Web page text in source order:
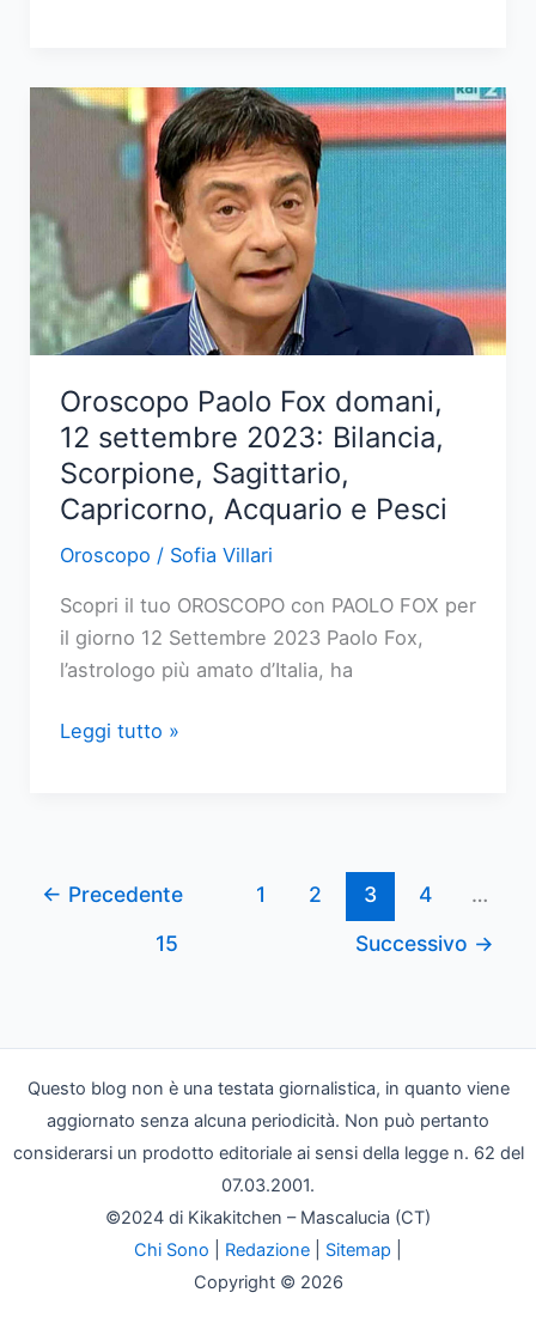
domani,
16
settembre
Toro,
Gemelli,
Cancro,
Leone
Vergine
Oroscopo Paolo Fox domani,
12 settembre 2023: Bilancia,
Scorpione, Sagittario,
Capricorno, Acquario e Pesci
Oroscopo / Sofia Villari
Scopri il tuo OROSCOPO con PAOLO FOX per
il giorno 12 Settembre 2023 Paolo Fox,
l’astrologo più amato d’Italia, ha
Oroscopo
settembre
Capricorno,
Acquario
e
Pesci
Leggi tutto »
← Precedente 1 2 3 4
…
15
Successivo →
Questo blog non è una testata giornalistica, in quanto viene
aggiornato senza alcuna periodicità. Non può pertanto
considerarsi un prodotto editoriale ai sensi della legge n. 62 del
07.03.2001.
©2024 di Kikakitchen – Mascalucia (CT)
Chi Sono
Redazione Sitemap
Copyright © 2026